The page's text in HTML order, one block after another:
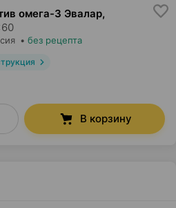
омега-3 Эвалар,
60
• без рецепта
В корзину